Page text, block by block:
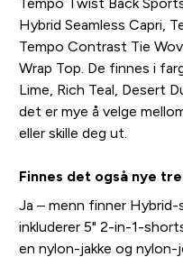
Hybrid Seamless Capri,
Tempo Contrast Tie
Wrap Top. De finnes i
Lime, Rich Teal, Desert
det er mye å velge
eller skille deg ut.
Finnes det også nye
Ja – menn finner Hybrid-
inkluderer 5" 2-in-1-
en nylon-jakke og nylon-